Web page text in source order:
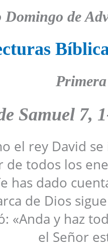
Domingo de
Samuel 7,
el rey David
de todos los
has dado
de Dios
«Anda y haz
el Señor